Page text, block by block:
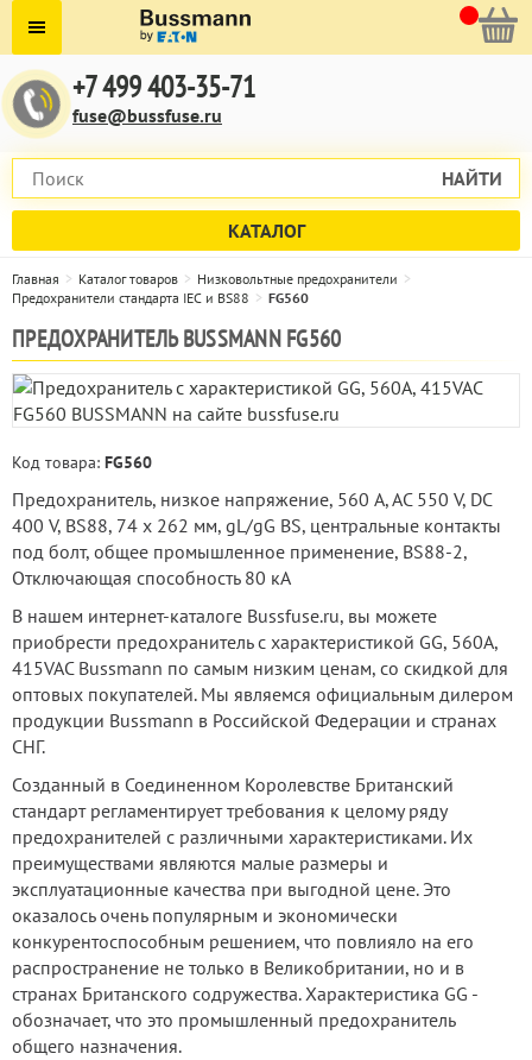
+7 499 403-35-71
fuse@bussfuse.ru
НАЙТИ
КАТАЛОГ
Главная Каталог товаров
Низковольтные предохранители
Предохранители стандарта IEC и BS88
FG560
ПРЕДОХРАНИТЕЛЬ BUSSMANN FG560
Код товара: FG560
Предохранитель, низкое напряжение, 560 A, AC 550 V, DC
400 V, BS88, 74 x 262 мм, gL/gG BS, центральные контакты
под болт, общее промышленное применение, BS88-2,
Отключающая способность 80 кА
В нашем интернет-каталоге Bussfuse.ru, вы можете
приобрести предохранитель с характеристикой GG, 560А,
415VAC Bussmann по самым низким ценам, со скидкой для
оптовых покупателей. Мы являемся официальным дилером
продукции Bussmann в Российской Федерации и странах
СНГ.
Созданный в Соединенном Королевстве Британский
стандарт регламентирует требования к целому ряду
предохранителей с различными характеристиками. Их
преимуществами являются малые размеры и
эксплуатационные качества при выгодной цене. Это
оказалось очень популярным и экономически
конкурентоспособным решением, что повлияло на его
распространение не только в Великобритании, но и в
странах Британского содружества. Характеристика GG -
обозначает, что это промышленный предохранитель
общего назначения.